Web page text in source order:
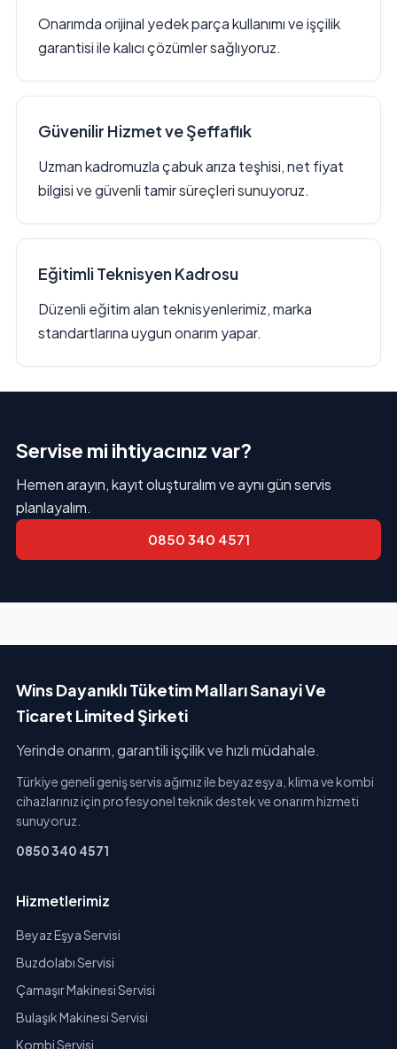
Onarımda orijinal yedek parça kullanımı ve işçilik
garantisi ile kalıcı çözümler sağlıyoruz.
Güvenilir Hizmet ve Şeffaflık
Uzman kadromuzla çabuk arıza teşhisi, net fiyat
bilgisi ve güvenli tamir süreçleri sunuyoruz.
Eğitimli Teknisyen Kadrosu
Düzenli eğitim alan teknisyenlerimiz, marka
standartlarına uygun onarım yapar.
Servise mi ihtiyacınız var?
Hemen arayın, kayıt oluşturalım ve aynı gün servis
planlayalım.
0850 340 4571
Wins Dayanıklı Tüketim Malları Sanayi Ve
Ticaret Limited Şirketi
Yerinde onarım, garantili işçilik ve hızlı müdahale.
Türkiye geneli geniş servis ağımız ile beyaz eşya, klima ve kombi
cihazlarınız için profesyonel teknik destek ve onarım hizmeti
sunuyoruz.
0850 340 4571
Hizmetlerimiz
Beyaz Eşya Servisi
Buzdolabı Servisi
Çamaşır Makinesi Servisi
Bulaşık Makinesi Servisi
Kombi Servisi